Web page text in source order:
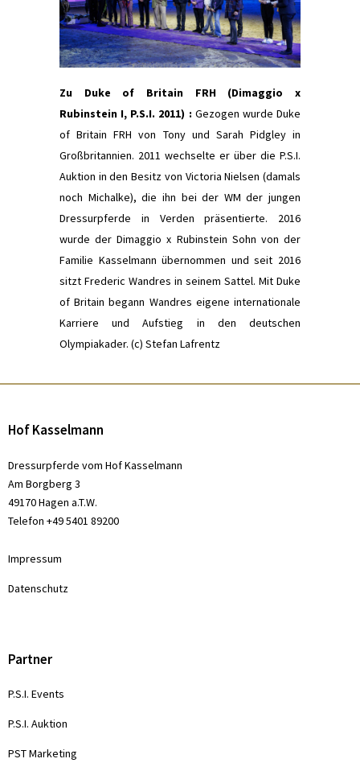
Zu Duke of Britain FRH (Dimaggio x
Rubinstein I, P.S.I. 2011) : Gezogen wurde Duke
of Britain FRH von Tony und Sarah Pidgley in
Großbritannien. 2011 wechselte er über die P.S.I.
Auktion in den Besitz von Victoria Nielsen (damals
noch Michalke), die ihn bei der WM der jungen
Dressurpferde in Verden präsentierte. 2016
wurde der Dimaggio x Rubinstein Sohn von der
Familie Kasselmann übernommen und seit 2016
sitzt Frederic Wandres in seinem Sattel. Mit Duke
of Britain begann Wandres eigene internationale
Karriere und Aufstieg in den deutschen
Olympiakader. (c) Stefan Lafrentz
Hof Kasselmann
Dressurpferde vom Hof Kasselmann
Am Borgberg 3
49170 Hagen a.T.W.
Telefon +49 5401 89200
Impressum
Datenschutz
Partner
P.S.I. Events
P.S.I. Auktion
PST Marketing